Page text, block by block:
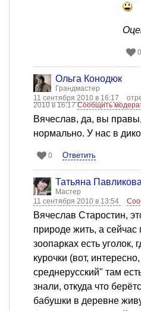
0
Ольга Конодюк
Грандмастер
11 сентября 2010 в 16:17
2010 в 16:17Сообщить
Вячеслав, да, вы
нормально. У нас в
0 Ответить
Татьяна
Мастер
11 сентября 2010 в 13:54
Вячеслав Старостин,
природе жить, а сейчас
зоопарках есть уголок,
курочки (вот,
среднерусский" там
знали, откуда что
бабушки в деревне